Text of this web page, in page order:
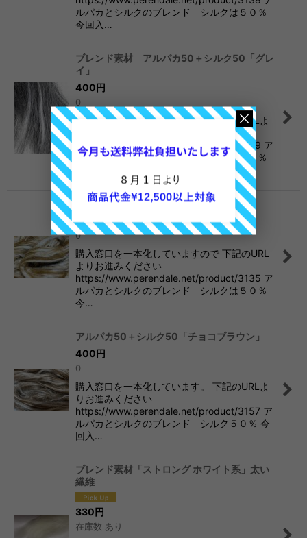
ルパカとシルクのブレンド シルクは５０％
今回入…
ブレンド素材 アルパカ50＋シルク50「グレ
イ」
400円
0
購入窓口を一本化しています。 下記のURLよ
https://www.perendale.net/product/3139 ア
ルパカとシルクのブレンド シルクは５０％
アルパカ50＋シルク50「ブラウン」
400円
0
購入窓口を一本化していますので 下記のURL
よりお進みください
https://www.perendale.net/product/3135 ア
ルパカとシルクのブレンド シルクは５０％
今…
アルパカ50＋シルク50「チョコブラウン」
400円
0
購入窓口を一本化しています。 下記のURLよ
りお進みください
https://www.perendale.net/product/3157 ア
ルパカとシルクのブレンド シルク５０％ 今
回入…
ブレンド素材「ストロング ホワイト系」太い
繊維
330円
在庫数 あり